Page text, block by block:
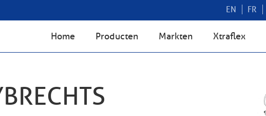
EN FR
Home Producten Markten Xtraflex